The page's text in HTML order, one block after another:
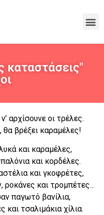
καταστάσεις"
αρχίσουνε οι τρέλες.
θα βρέξει καραμέλες!
και καραμέλες,
και κορδέλες.
και γκοφρέτες,
ροκάνες και τρομπέτες…
παγωτό βανίλια,
και τσαλιμάκια χίλια.